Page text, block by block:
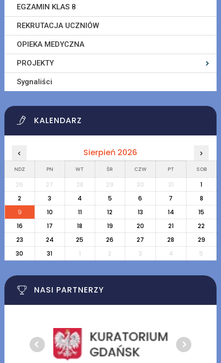
EGZAMIN KLAS 8
REKRUTACJA UCZNIÓW
OPIEKA MEDYCZNA
PROJEKTY
Sygnaliści
KALENDARZ
‹ Sierpień 2026 ›
NDZ PN WT ŚR CZW PT SOB
26 27 28 29 30 31
1
2
3 4 5 6 7
8
9
10 11 12 13 14
15
16
17 18 19 20 21
22
23
24 25 26 27 28
29
30
31 1 2 3 4 5
NASI PARTNERZY